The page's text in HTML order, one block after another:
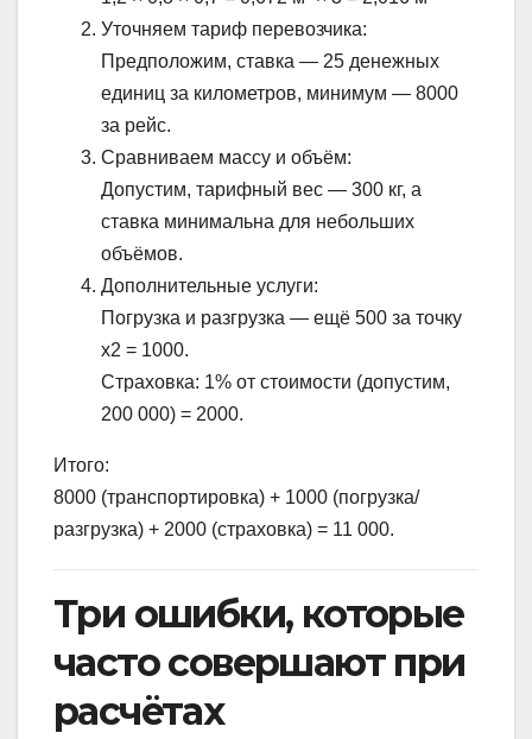
Уточняем тариф перевозчика:
Предположим, ставка — 25 денежных
единиц за километров, минимум — 8000
за рейс.
Сравниваем массу и объём:
Допустим, тарифный вес — 300 кг, а
ставка минимальна для небольших
объёмов.
Дополнительные услуги:
Погрузка и разгрузка — ещё 500 за точку
x2 = 1000.
Страховка: 1% от стоимости (допустим,
200 000) = 2000.
Итого:
8000 (транспортировка) + 1000 (погрузка/
разгрузка) + 2000 (страховка) = 11 000.
Три ошибки, которые
часто совершают при
расчётах